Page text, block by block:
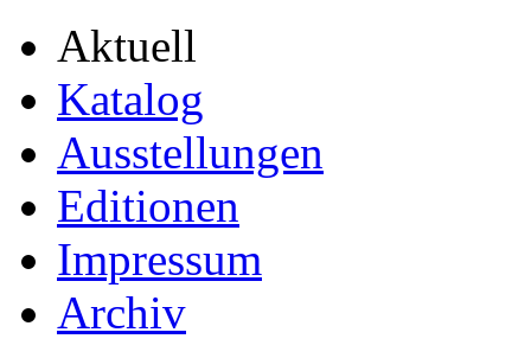
Aktuell
Katalog
Ausstellungen
Editionen
Impressum
Archiv